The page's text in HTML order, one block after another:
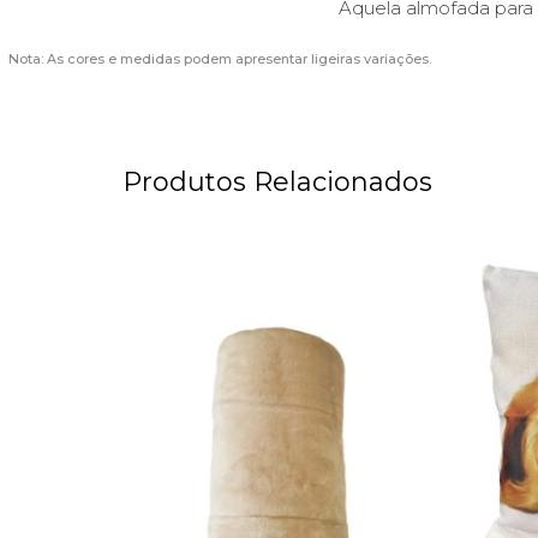
Aquela almofada
Nota: As cores e medidas podem apresentar ligeiras variações.
Produtos Relacionados